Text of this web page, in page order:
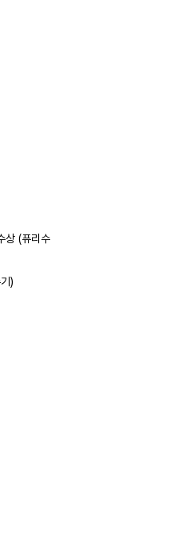
상 (퓨리수
)